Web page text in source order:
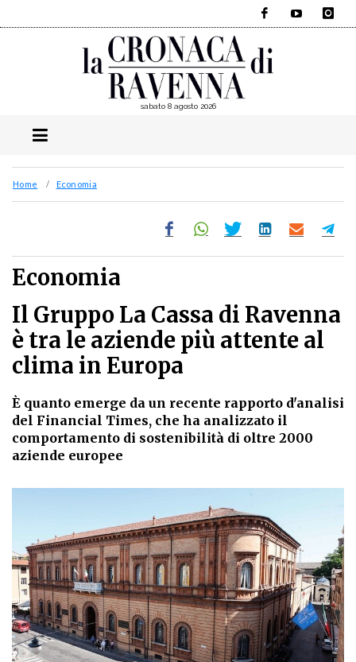
sabato 8 agosto 2026
Home Economia
Economia
Il Gruppo La Cassa di Ravenna
è tra le aziende più attente al
clima in Europa
È quanto emerge da un recente rapporto d'analisi
del Financial Times, che ha analizzato il
comportamento di sostenibilità di oltre 2000
aziende europee